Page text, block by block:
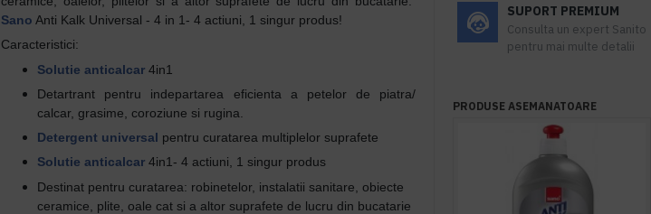
Sano Anti Kalk Universal - 4 in 1- 4 actiuni, 1 singur produs!
Caracteristici:
Solutie anticalcar 4in1
Detartrant pentru indepartarea eficienta a petelor de piatra/
calcar, grasime, coroziune si rugina.
Detergent universal pentru curatarea multiplelor suprafete
Solutie anticalcar 4in1- 4 actiuni, 1 singur produs
Destinat pentru curatarea: robinetelor, instalatii sanitare, obiecte
ceramice, plite, oale cat si a altor suprafete de lucru din bucatarie
SUPORT PREMIUM
Consulta un expert Sanito
pentru mai multe detalii
PRODUSE ASEMANATOARE